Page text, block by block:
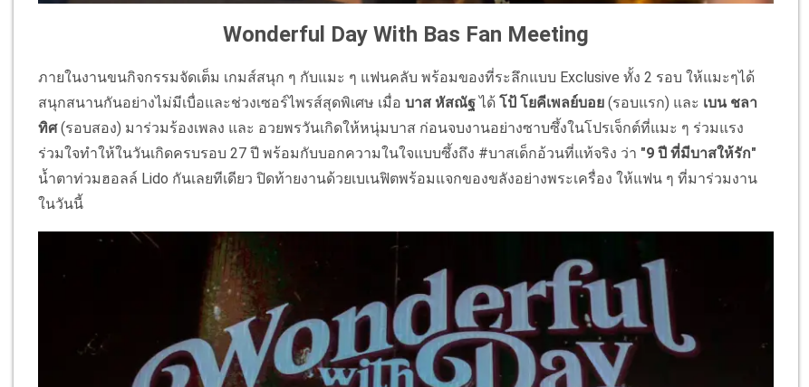
Wonderful Day With Bas Fan Meeting
ภายในงานขนกิจกรรมจัดเต็ม เกมส์สนุก ๆ กับแมะ ๆ แฟนคลับ พร้อมของที่ระลึกแบบ Exclusive ทั้ง 2 รอบ ให้แมะๆได้
สนุกสนานกันอย่างไม่มีเบื่อและช่วงเซอร์ไพรส์สุดพิเศษ เมื่อบาส หัสณัฐได้โป้ โยคีเพลย์บอย (รอบแรก) และ เบน ชลา
ทิศ(รอบสอง) มาร่วมร้องเพลง และ อวยพรวันเกิดให้หนุ่มบาส ก่อนจบงานอย่างซาบซึ้งในโปรเจ็กต์ที่แมะ ๆ ร่วมแรง
ร่วมใจทำให้ในวันเกิดครบรอบ 27 ปี พร้อมกับบอกความในใจแบบซึ้งถึง #บาสเด็กอ้วนที่แท้จริง ว่า "9 ปี ที่มีบาสให้รัก"
น้ำตาท่วมฮอลล์ Lido กันเลยทีเดียว ปิดท้ายงานด้วยเบเนฟิตพร้อมแจกของขลังอย่างพระเครื่อง ให้แฟน ๆ ที่มาร่วมงาน
ในวันนี้